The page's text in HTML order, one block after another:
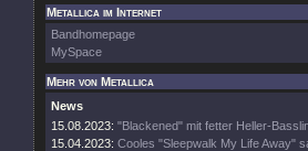
Metallica im Internet
Bandhomepage
MySpace
Mehr von Metallica
News
15.08.2023: "Blackened" mit fetter Heller-
15.04.2023: Cooles "Sleepwalk My Life Away"